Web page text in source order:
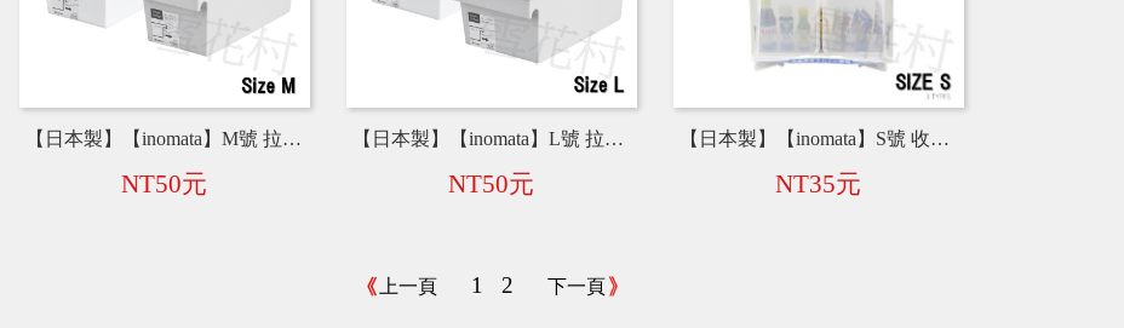
【日本製】【inomata】M號 拉取式收納盒 4665-W／4665-GR
NT50元
【日本製】【inomata】L號 拉取式收納盒 4666-W／4666-GR
NT50元
【日本製】【inomata】S號 收納盒隔板 0357
NT35元
上一頁 1 2 下一頁